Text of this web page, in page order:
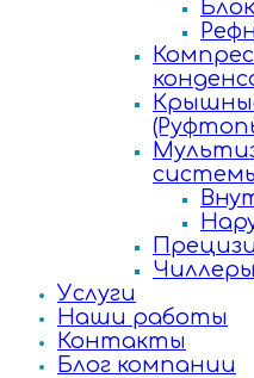
Чиллеры
Услуги
Наши работы
Контакты
Блог компании